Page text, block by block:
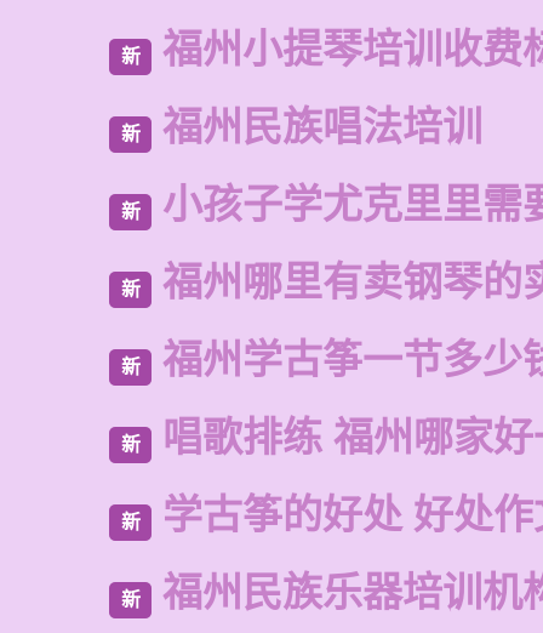
新 福州小提琴培训收费
新 福州民族唱法培训
新 小孩子学尤克里里需
新 福州哪里有卖钢琴的
新 福州学古筝一节多少
新 唱歌排练 福州哪家
新 学古筝的好处 好处作
新 福州民族乐器培训机